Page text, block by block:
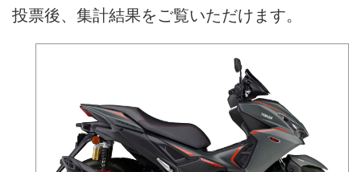
投票後、集計結果をご覧いただけます。